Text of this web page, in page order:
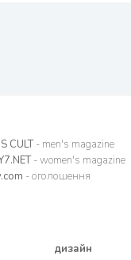
CULT- men's magazine
- women's magazine
- оголошення
дизайн